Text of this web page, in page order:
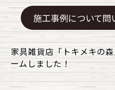
施工事例について
家具雑貨店「トキメキの
ームしました！